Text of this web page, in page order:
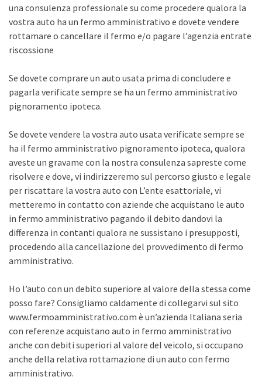
una consulenza professionale su come procedere qualora la
vostra auto ha un fermo amministrativo e dovete vendere
rottamare o cancellare il fermo e/o pagare l’agenzia entrate
riscossione
Se dovete comprare un auto usata prima di concludere e
pagarla verificate sempre se ha un fermo amministrativo
pignoramento ipoteca.
Se dovete vendere la vostra auto usata verificate sempre se
ha il fermo amministrativo pignoramento ipoteca, qualora
aveste un gravame con la nostra consulenza sapreste come
risolvere e dove, vi indirizzeremo sul percorso giusto e legale
per riscattare la vostra auto con L’ente esattoriale, vi
metteremo in contatto con aziende che acquistano le auto
in fermo amministrativo pagando il debito dandovi la
differenza in contanti qualora ne sussistano i presupposti,
procedendo alla cancellazione del provvedimento di fermo
amministrativo.
Ho l’auto con un debito superiore al valore della stessa come
posso fare? Consigliamo caldamente di collegarvi sul sito
www.fermoamministrativo.com è un’azienda Italiana seria
con referenze acquistano auto in fermo amministrativo
anche con debiti superiori al valore del veicolo, si occupano
anche della relativa rottamazione di un auto con fermo
amministrativo.